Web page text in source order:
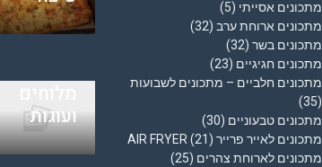
מתכונים אסייתי (5)
מתכונים ארוחת ערב (32)
מתכונים בשר (32)
מתכונים חגיגיים (23)
מתכונים חלביים – מתכונים לשבועות
(35)
מתכונים טבעוניים (30)
מתכונים לאייר פרייר AIR FRYER (21)
מתכונים לארוחת צהרים (25)
להכנה
ועוגות
גבינה
וירקות -
מתכון –
סלט
בורגול
מתכון –